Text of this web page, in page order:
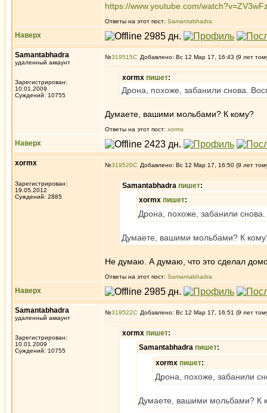
https://www.youtube.com/
Ответы на этот пост: Samantabhadra
Наверх
Samantabhadra
удаленный аккаунт
Зарегистрирован:
10.01.2009
Суждений: 10755
№319515 Добавлено: Вс 12 Мар 17, 16:43 (9 лет
xormx пишет:
Дрона, похоже, забанили снова.
Думаете, вашими мольбами? К кому?
Ответы на этот пост: xormx
Наверх
xormx
Зарегистрирован:
19.05.2012
Суждений: 2885
№319520 Добавлено: Вс 12 Мар 17, 16:50 (9 лет
Samantabhadra пишет:
xormx пишет:
Дрона, похоже, забанили
Думаете, вашими мольбами? К
Не думаю. А думаю, что это сделал
Ответы на этот пост: Samantabhadra
Наверх
Samantabhadra
удаленный аккаунт
Зарегистрирован:
10.01.2009
Суждений: 10755
№319522 Добавлено: Вс 12 Мар 17, 16:51 (9 лет
xormx пишет:
Samantabhadra пишет:
xormx пишет:
Дрона, похоже, забанили
Думаете, вашими мольбами? К